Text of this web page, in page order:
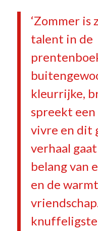
‘Zommer is
talent in de
kleurrijke,
spreekt
vivre en dit
verhaal
belang van
en de